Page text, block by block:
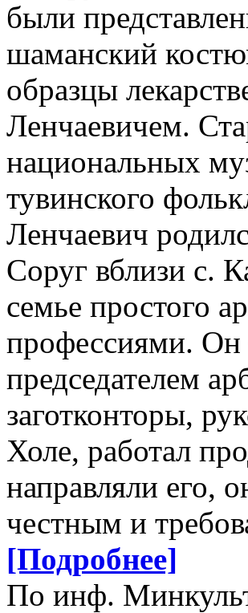
были
шаманский
образцы
Ленчаевичем.
национальных
тувинского
Ленчаевич
Соруг вблизи с.
семье простого
профессиями. Он
председателем
заготконторы,
Холе, работал
направляли его,
честным и
[Подробнее]
По инф.